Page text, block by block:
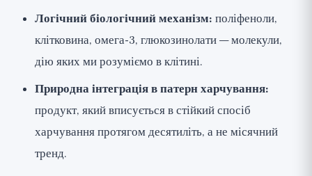
Логічний біологічний механізм: поліфеноли,
клітковина, омега-3, глюкозинолати — молекули,
дію яких ми розуміємо в клітині.
Природна інтеграція в патерн харчування:
продукт, який вписується в стійкий спосіб
харчування протягом десятиліть, а не місячний
тренд.